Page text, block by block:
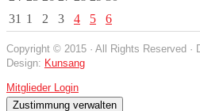
31 1 2 3 4 5 6
Copyright © 2015 · All Rights Reserved ·
Design: Kunsang
Mitglieder Login
Zustimmung verwalten